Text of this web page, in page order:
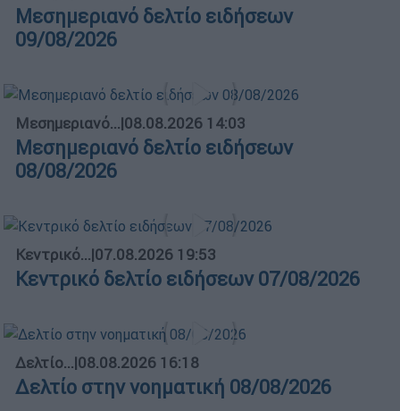
Μεσημεριανό δελτίο ειδήσεων
09/08/2026
Μεσημεριανό...|08.08.2026 14:03
Μεσημεριανό δελτίο ειδήσεων
08/08/2026
Κεντρικό...|07.08.2026 19:53
Κεντρικό δελτίο ειδήσεων 07/08/2026
Δελτίο...|08.08.2026 16:18
Δελτίο στην νοηματική 08/08/2026